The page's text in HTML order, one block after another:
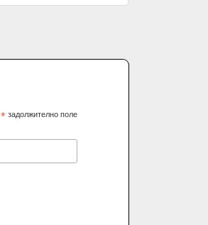
*задолжително поле